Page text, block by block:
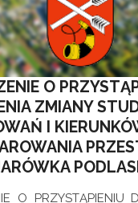
O
ZMIANY
I
O PRZYSTĄPIENIU